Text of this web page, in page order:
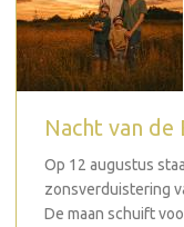
Nacht van de
Op 12 augustus
zonsverduistering
De maan schuift